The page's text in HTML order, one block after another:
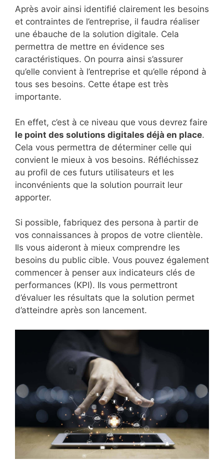
Après avoir ainsi identifié clairement les besoins
et contraintes de l’entreprise, il faudra réaliser
une ébauche de la solution digitale. Cela
permettra de mettre en évidence ses
caractéristiques. On pourra ainsi s’assurer
qu’elle convient à l’entreprise et qu’elle répond à
tous ses besoins. Cette étape est très
importante.
En effet, c’est à ce niveau que vous devrez faire
le point des solutions digitales déjà en place.
Cela vous permettra de déterminer celle qui
convient le mieux à vos besoins. Réfléchissez
au profil de ces futurs utilisateurs et les
inconvénients que la solution pourrait leur
apporter.
Si possible, fabriquez des persona à partir de
vos connaissances à propos de votre clientèle.
Ils vous aideront à mieux comprendre les
besoins du public cible. Vous pouvez également
commencer à penser aux indicateurs clés de
performances (KPI). Ils vous permettront
d’évaluer les résultats que la solution permet
d’atteindre après son lancement.